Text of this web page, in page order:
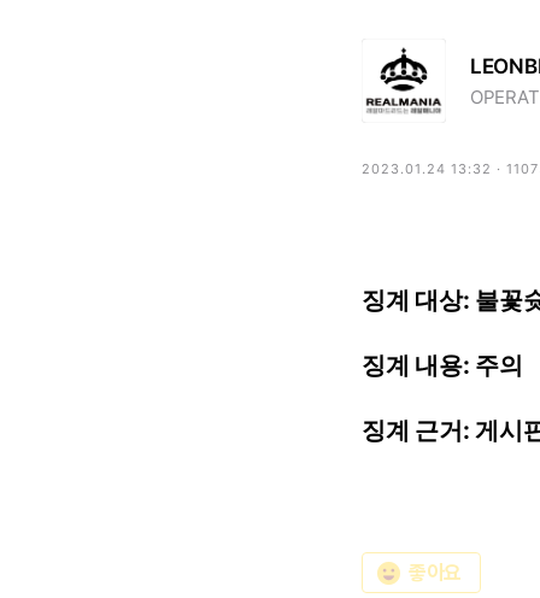
2023.01.24 13:32 ·
징계 대상: 불꽃
징계 내용: 주의
징계 근거:게시
emoji_emotions 좋아요